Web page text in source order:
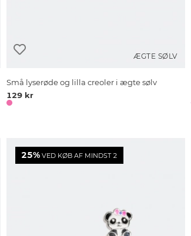
ÆGTE SØLV
Små lyserøde og lilla creoler i ægte sølv
129 kr
25% VED KØB AF MINDST 2